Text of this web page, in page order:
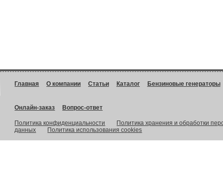
Главная О компании Статьи Каталог Бензиновые генераторы
Онлайн-заказ Вопрос-ответ
Политика конфиденциальности
Политика хранения и обработки
данных
Политика использования cookies